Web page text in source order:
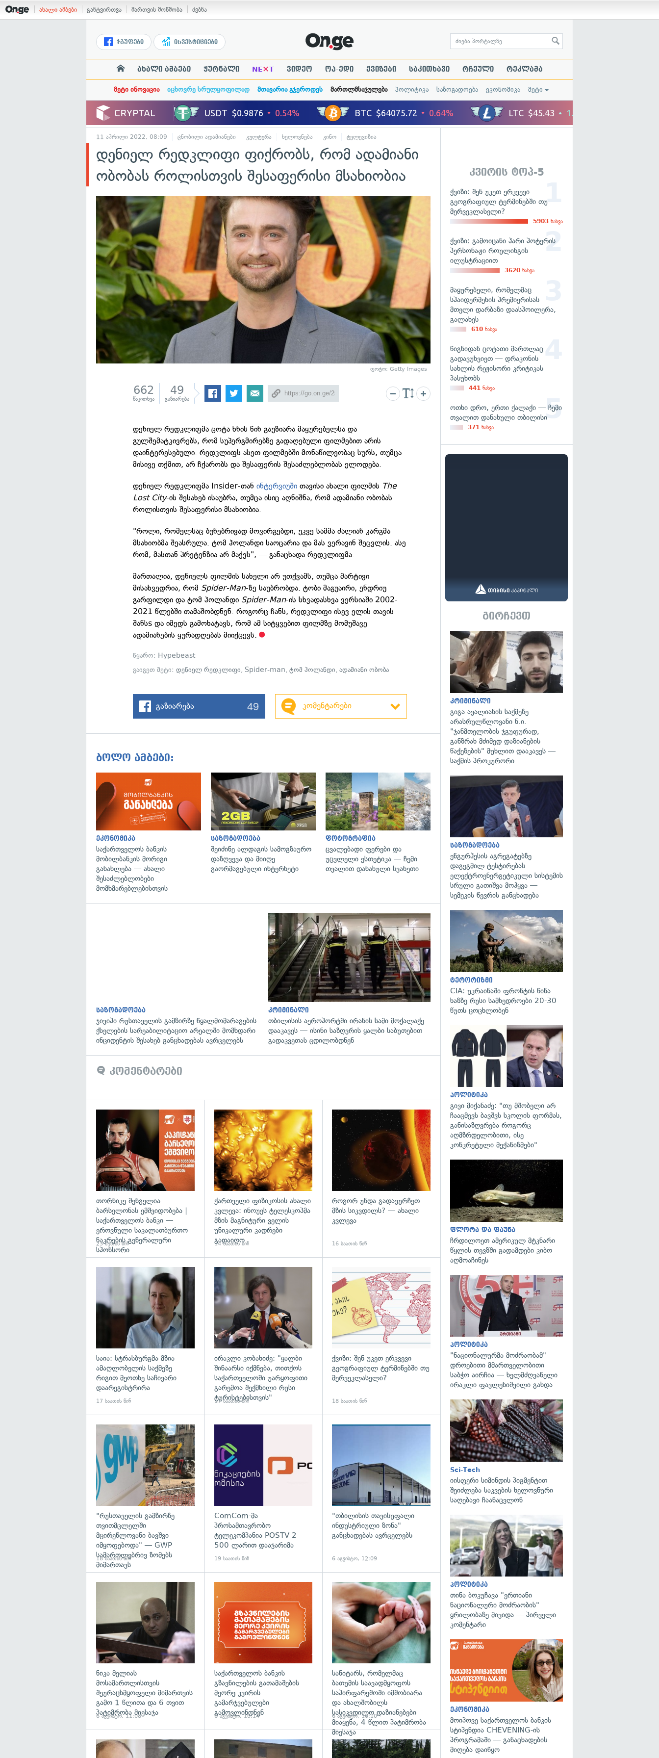
ახალი ამბები განტვირთვა მართვის მოწმობა ძებნა
ჯგუფები ინვესტიციები
ახალი ამბები ჟურნალი NE×T ვიდეო ოპ-ედი ქვიზები საკითხავი რჩეული რეკლამა
მეტი ინოვაცია იცხოვრე სრულყოფილად მთავარია გჯეროდეს მართლმსაჯულება პოლიტიკა საზოგადოება ეკონომიკა მეტი
11 აპრილი 2022, 08:09 ცნობილი ადამიანები კულტურა ხელოვნება კინო ტელევიზია
დენიელ რედკლიფი ფიქრობს, რომ ადამიანი
ობობას როლისთვის შესაფერისი მსახიობია
ფოტო: Getty Images
662
წაკითხვა
49
გაზიარება
დენიელ რედკლიფმა ცოტა ხნის წინ გაუზიარა მაყურებელსა და
გულშემატკივრებს, რომ სუპერგმირებზე გადაღებული ფილმებით არის
დაინტერესებული. რედკლიფს ასეთ ფილმებში მონაწილეობაც სურს, თუმცა
მისივე თქმით, არ ჩქარობს და შესაფერის შესაძლებლობას ელოდება.
დენიელ რედკლიფმა Insider-თანინტერვიუში თავისი ახალი ფილმის The
Lost City-ის შესახებ ისაუბრა, თუმცა ისიც აღნიშნა, რომ ადამიანი ობობას
როლისთვის შესაფერისი მსახიობია.
"როლი, რომელსაც ბუნებრივად მოვირგებდი, უკვე სამმა ძალიან კარგმა
მსახიობმა შეასრულა. ტომ ჰოლანდი საოცარია და მას ვერავინ შეცვლის. ასე
რომ, მასთან პრეტენზია არ მაქვს", — განაცხადა რედკლიფმა.
მართალია, დენიელს ფილმის სახელი არ უთქვამს, თუმცა მარტივი
მისახვედრია, რომ Spider-Man-ზე საუბრობდა. ტობი მაგუაირი, ენდრიუ
გარფილდი და ტომ ჰოლანდი Spider-Man-ის სხვადასხვა ვერსიაში 2002-
2021 წლებში თამაშობდნენ. როგორც ჩანს, რედკლიფი ისევ ელის თავის
შანსs და იმედს გამოხატავს, რომ ამ სიტყვებით ფილმზე მომუშავე
ადამიანების ყურადღებას მიიქცევს.
წყარო: Hypebeast
გაიგეთ მეტი:დენიელ რედკლიფი, Spider-man,ტომ ჰოლანდი,ადამიანი ობობა
გაზიარება 49 კომენტარები
ბოლო ამბები:
ეკონომიკა
საქართველოს ბანკის
მობილბანკის მორიგი
განახლება — ახალი
შესაძლებლობები
მომხმარებლებისთვის
საზოგადოება
შეიძინე ალდაგის სამოგზაურო
დაზღვევა და მიიღე
გაორმაგებული ინტერნეტი
ფოტოგრაფია
ცვალებადი ფერები და
უცვლელი ესთეტიკა — ჩემი
თვალით დანახული სვანეთი
საზოგადოება
ჯივიპი რუსთაველის გამზირზე წყალმომარაგების
ქსელების სარეაბილიტაციო არეალში მომხდარი
ინციდენტის შესახებ განცხადებას ავრცელებს
გადახედვა
კრიმინალი
თბილისის აეროპორტში ირანის სამი მოქალაქე
დააკავეს — ისინი საზღვრის ყალბი საბუთებით
გადაკვეთას ცდილობდნენ
კომენტარები
თორნიკე შენგელია
ბარსელონას ემშვიდობება |
საქართველოს ბანკი —
ეროვნული საკალათბურთო
ნაკრების გენერალური
სპონსორი
23 წუთის წინ
გადახედვა
ქართველი ფიზიკოსის ახალი
კვლევა: ინოუეს ტელესკოპმა
მზის მაგნიტური ველის
უნიკალური კადრები
გადაიღო
14 საათის წინ
გადახედვა
როგორ უნდა გადავურჩეთ
მზის სიკვდილს? — ახალი
კვლევა
16 საათის წინ
გადახედვა
საია: სტრასბურგმა მზია
ამაღლობელის საქმეზე
რიგით მეოთხე საჩივარი
დაარეგისტრირა
17 საათის წინ
გადახედვა
ირაკლი კობახიძე: "ყალბი
შინაარსი იქმნება, თითქოს
საქართველოში უარყოფითი
გარემოა შექმნილი რუსი
ტურისტებისთვის"
17 საათის წინ
ქვიზი: შენ უკეთ ერკვევი
გეოგრაფიულ ტერმინებში თუ
მერვეკლასელი?
18 საათის წინ
"რუსთაველის გამზირზე
თვითმცლელში
მცირეწლოვანი ბავშვი
იმყოფებოდა" — GWP
სამართლებრივ ზომებს
მიმართავს
18 საათის წინ
ComCom-მა
პროსამთავრობო
ტელეკომპანია POSTV 2
500 ლარით დააჯარიმა
19 საათის წინ
გადახედვა
"თბილისის თავისუფალი
ინდუსტრიული ზონა"
განცხადებას ავრცელებს
6 აგვისტო, 12:09
ნიკა მელიას
მოსამართლისთვის
შეურაცხმყოფელი მიმართვის
გამო 1 წლითა და 6 თვით
პატიმრობა მიესაჯა
6 აგვისტო, 11:08
საქართველოს ბანკის
გზავნილების გათამაშების
მეორე კვირის
გამარჯვებულები
გამოვლინდნენ
6 აგვისტო, 10:14
გადახედვა
სანიტარს, რომელმაც
ბათუმის საავადმყოფოს
საპირფარეშოში იმშობიარა
და ახალშობილს
სასიკვდილო დაზიანებები
მიაყენა, 4 წლით პატიმრობა
მიესაჯა
6 აგვისტო, 10:10
გადახედვა
კვირის ტოპ-5
ქვიზი: შენ უკეთ ერკვევი
გეოგრაფიულ ტერმინებში თუ
მერვეკლასელი?
5903 ნახვა
ქვიზი: გამოიცანი ჰარი პოტერის
პერსონაჟი როულინგის
ილუსტრაციით
3620 ნახვა
მაყურებელი, რომელმაც
სპაიდერმენის პრემიერისას
მთელი დარბაზი დაასპოილერა,
გალახეს
610 ნახვა
წიგნიდან ცოტათი მართლაც
გადავუხვიეთ — დრაკონის
სახლის რეჟისორი კრიტიკას
პასუხობს
441 ნახვა
ოთხი დრო, ერთი ქალაქი — ჩემი
თვალით დანახული თბილისი
371 ნახვა
გირჩევთ
კრიმინალი
გიგა ავალიანის საქმეზე
არასრულწლოვანი ნ.ი.
"ჯანმთელობის ჯგუფურად,
განზრახ მძიმედ დაზიანების
წაქეზების" მუხლით დააკავეს —
საქმის პროკურორი
საზოგადოება
ენგურჰესის აგრეგატებზე
დაგეგმილ ტესტირებას
ელექტროენერგეტიკული სისტემის
სრული გათიშვა მოჰყვა —
სემეკის წევრის განცხადება
ტერორიზმი
CIA: უკრაინაში ფრონტის წინა
ხაზზე რუსი სამხედროები 20-30
წუთს ცოცხლობენ
პოლიტიკა
გივი მიქანაძე: "თუ მშობელი არ
ჩააცმევს ბავშვს სკოლის ფორმას,
განისაზღვრება როგორც
აღმზრდელობითი, ისე
კონკრეტული მექანიზმები"
ფლორა და ფაუნა
ჩრდილოეთ ამერიკულ მტკნარი
წყლის თევზში გადამდები კიბო
აღმოაჩინეს
პოლიტიკა
"ნაციონალურმა მოძრაობამ"
დროებითი მმართველობითი
საბჭო აირჩია — ხელმძღვანელი
ირაკლი ფავლენიშვილი გახდა
Sci-Tech
იისფერი სიმინდის პიგმენტით
შეიძლება საკვების ხელოვნური
საღებავი ჩაანაცვლონ
პოლიტიკა
თინა ბოკუჩავა "ერთიანი
ნაციონალური მოძრაობის"
ყრილობაზე მივიდა — პირველი
კომენტარი
ეკონომიკა
მოიპოვე საქართველოს ბანკის
სტიპენდია CHEVENING-ის
პროგრამაში — განაცხადების
მიღება დაიწყო